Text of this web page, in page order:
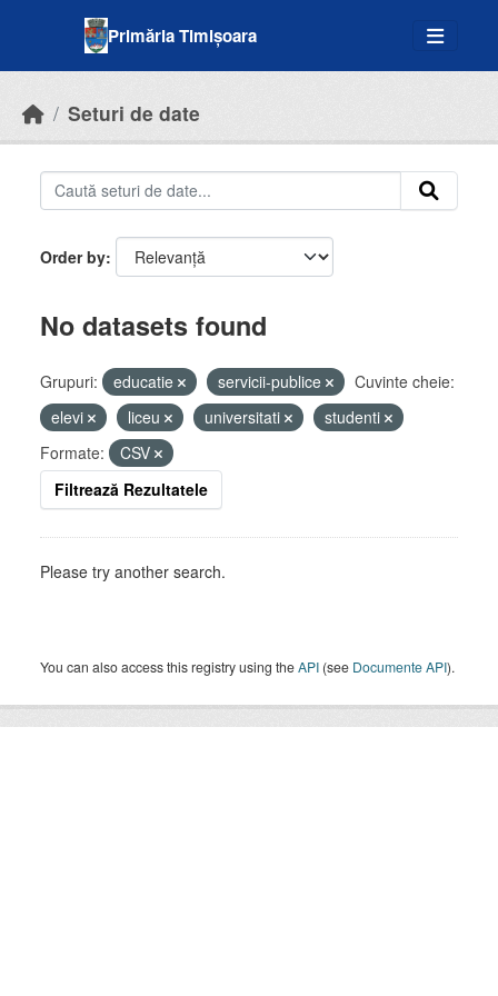
Primăria Timișoara
Seturi de date
Order by
No datasets found
Grupuri: educatie servicii-publice
Cuvinte cheie:
elevi
liceu universitati
studenti
Formate:
CSV
Filtrează Rezultatele
Please try another search.
You can also access this registry using theAPI (see Documente API).